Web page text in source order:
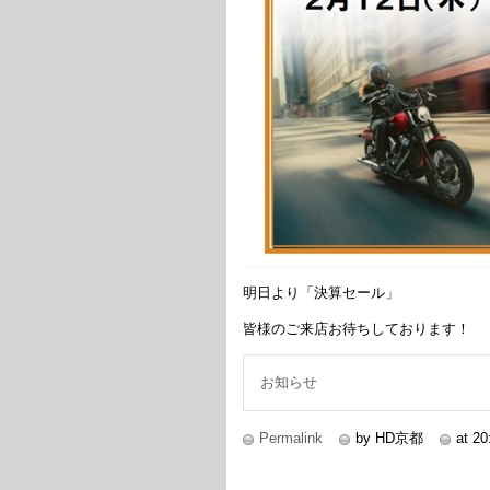
明日より「決算セール」
皆様のご来店お待ちしております！
お知らせ
Permalink by HD京都 at